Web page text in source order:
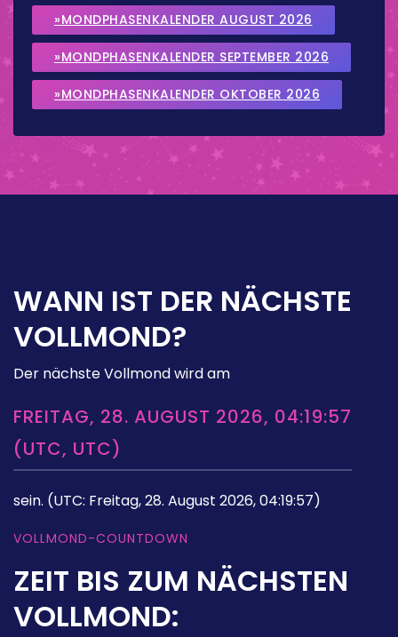
»MONDPHASENKALENDER AUGUST 2026
»MONDPHASENKALENDER SEPTEMBER 2026
»MONDPHASENKALENDER OKTOBER 2026
WANN IST DER NÄCHSTE
VOLLMOND?
Der nächste Vollmond wird am
FREITAG, 28. AUGUST 2026, 04:19:57
(UTC, UTC)
sein. (UTC: Freitag, 28. August 2026, 04:19:57)
VOLLMOND-COUNTDOWN
ZEIT BIS ZUM NÄCHSTEN
VOLLMOND: